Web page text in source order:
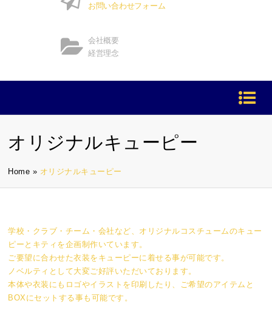
お問い合わせフォーム
会社概要
経営理念
オリジナルキューピー
Home » オリジナルキューピー
学校・クラブ・チーム・会社など、オリジナルコスチュームのキュー
ピーとキティを企画制作いています。
ご要望に合わせた衣装をキューピーに着せる事が可能です。
ノベルティとして大変ご好評いただいております。
本体や衣装にもロゴやイラストを印刷したり、ご希望のアイテムと
BOXにセットする事も可能です。